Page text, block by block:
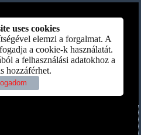
uses cookies
elemzi a forgalmat. A
a cookie-k használatát.
a felhasználási adatokhoz a
hozzáférhet.